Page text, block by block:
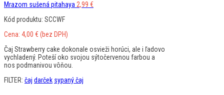
Mrazom sušená pitahaya 2,99 €
Kód produktu: SCCWF
Cena: 4,00 €(bez DPH)
Čaj Strawberry cake dokonale osvieži horúci, ale i ľadovo
vychladený. Poteší oko svojou sýtočervenou farbou a
nos podmanivou vôňou.
FILTER: čaj darček sypaný čaj